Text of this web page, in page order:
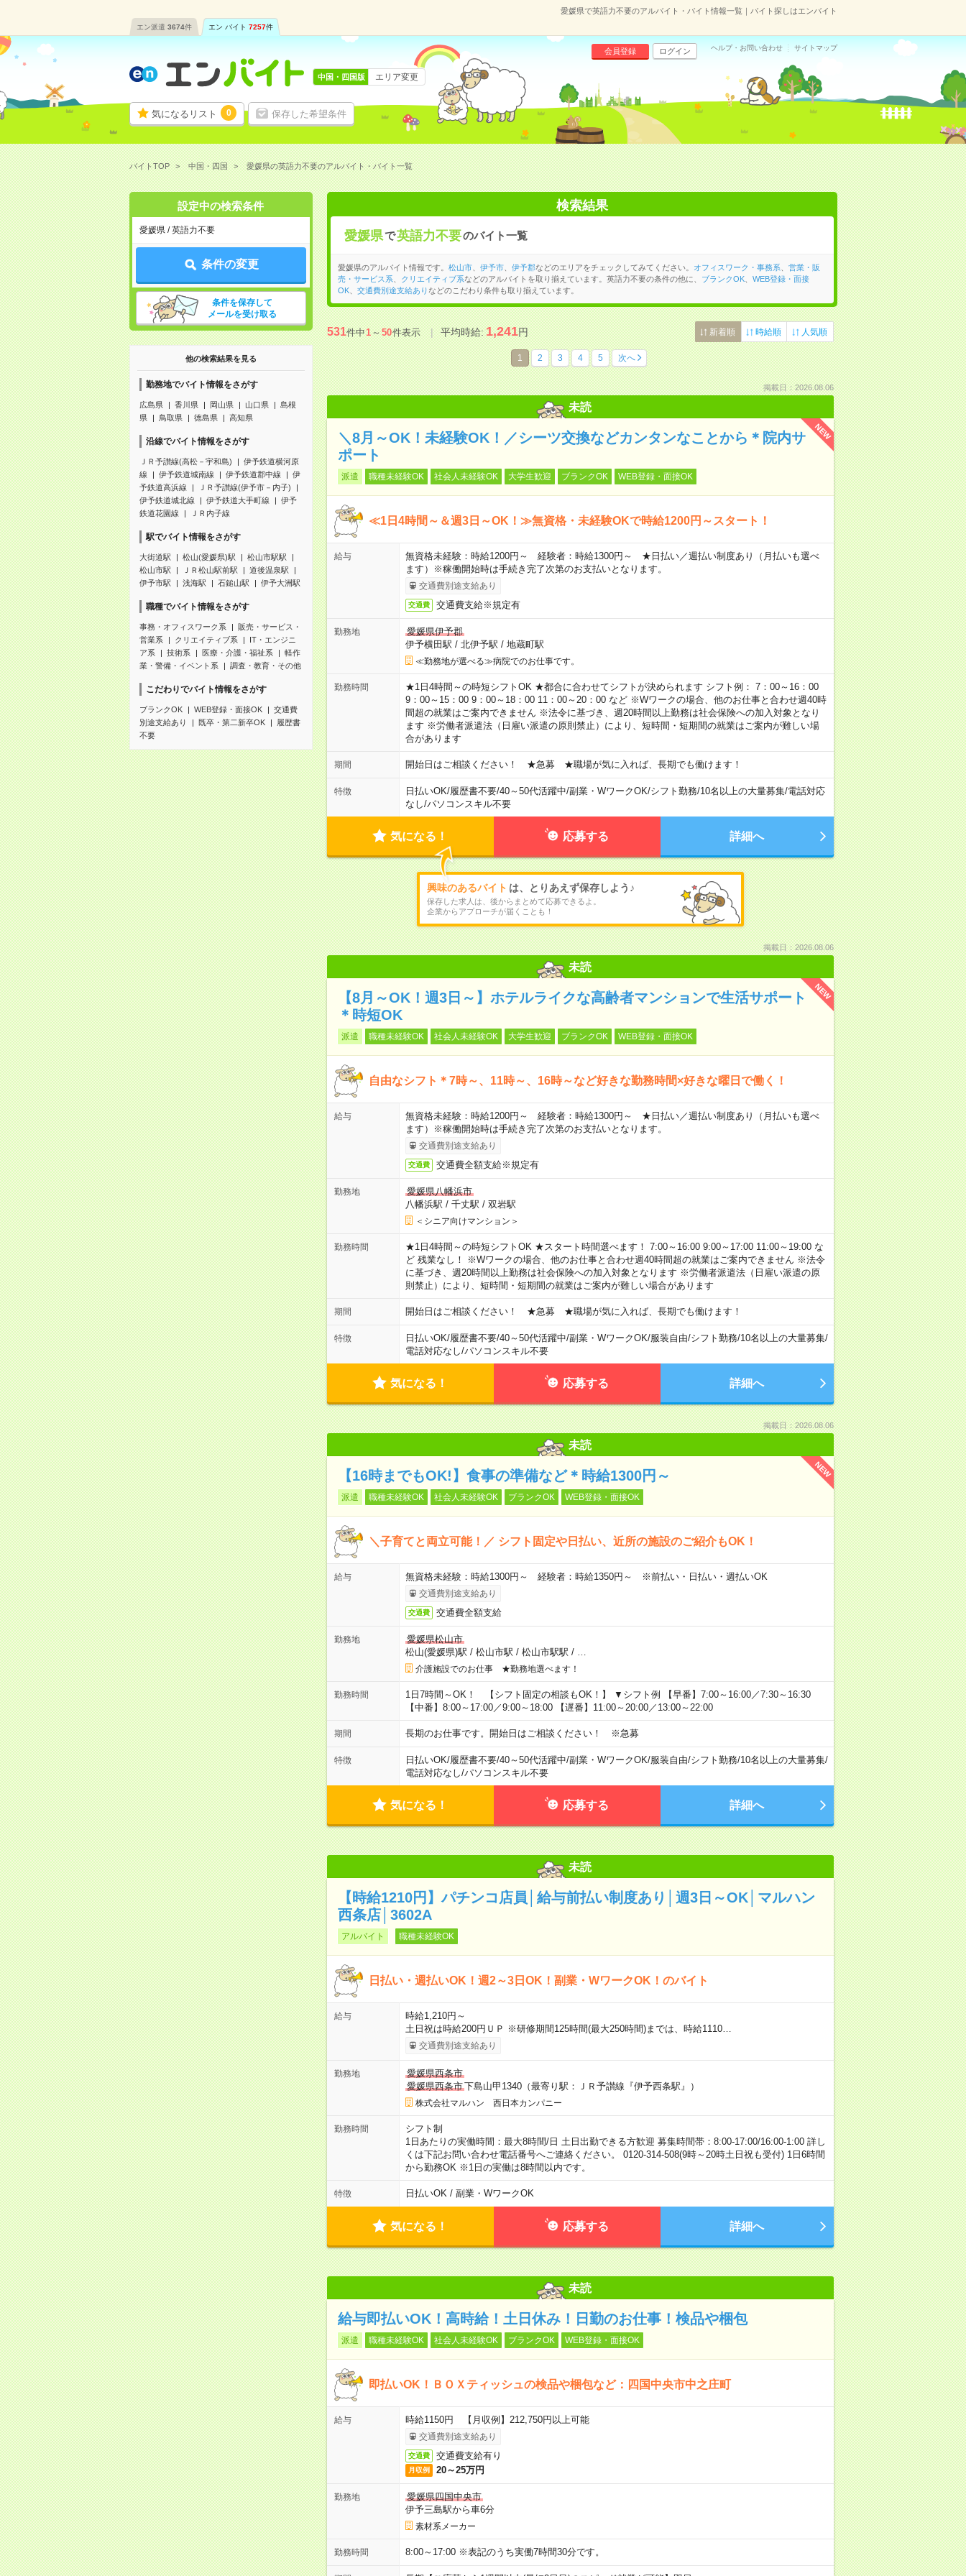
愛媛県で英語力不要のアルバイト・バイト情報一覧｜バイト探しはエンバイト
エン派遣 3674件 エン バイト 7257件
気になるリスト 0 保存した希望条件
会員登録 ログイン ヘルプ・お問い合わせ サイトマップ
中国・四国版 エリア変更
バイトTOP 中国・四国 愛媛県の英語力不要のアルバイト・バイト一覧
設定中の検索条件
愛媛県 / 英語力不要
条件の変更
条件を保存して
メールを受け取る
他の検索結果を見る
勤務地でバイト情報をさがす
広島県 香川県 岡山県 山口県
島根
県
鳥取県 徳島県 高知県
沿線でバイト情報をさがす
ＪＲ予讃線(高松－宇和島)
伊予鉄道横河原
線
伊予鉄道城南線 伊予鉄道郡中線
伊
予鉄道高浜線
ＪＲ予讃線(伊予市－内子)
伊予鉄道城北線
伊予鉄道大手町線
伊予
鉄道花園線
ＪＲ内子線
駅でバイト情報をさがす
大街道駅 松山(愛媛県)駅
松山市駅駅
松山市駅
ＪＲ松山駅前駅
道後温泉駅
伊予市駅
浅海駅 石鎚山駅 伊予大洲駅
職種でバイト情報をさがす
事務・オフィスワーク系
販売・サービス・
営業系
クリエイティブ系
IT・エンジニ
ア系
技術系 医療・介護・福祉系
軽作
業・警備・イベント系
調査・教育・その他
こだわりでバイト情報をさがす
ブランクOK WEB登録・面接OK
交通費
別途支給あり
既卒・第二新卒OK
履歴書
不要
検索結果
愛媛県で英語力不要のバイト一覧
愛媛県のアルバイト情報です。 松山市、 伊予市、 伊予郡などのエリアをチェックしてみてください。 オフィスワーク・事務系
営業・販
売・サービス系
クリエイティブ系などのアルバイトを取り揃えています。英語力不要の条件の他に、 ブランクOK、 WEB登録・面接
OK、 交通費別途支給ありなどのこだわり条件も取り揃えています。
531件中1～50件表示 平均時給:1,241円 新着順 時給順 人気順
1 2 3 4 5 次へ
掲載日：2026.08.06
未読
NEW
＼8月～OK！未経験OK！／シーツ交換などカンタンなことから＊院内サ
ポート
派遣 職種未経験OK 社会人未経験OK 大学生歓迎 ブランクOK WEB登録・面接OK
≪1日4時間～＆週3日～OK！≫無資格・未経験OKで時給1200円～スタート！
給与
無資格未経験：時給1200円～ 経験者：時給1300円～ ★日払い／週払い制度あり（月払いも選べ
ます）※稼働開始時は手続き完了次第のお支払いとなります。
交通費別途支給あり
交通費 交通費支給※規定有
勤務地
愛媛県伊予郡
伊予横田駅 / 北伊予駅 / 地蔵町駅
≪勤務地が選べる≫病院でのお仕事です。
勤務時間
★1日4時間～の時短シフトOK ★都合に合わせてシフトが決められます シフト例： 7：00～16：00
9：00～15：00 9：00～18：00 11：00～20：00 など ※Wワークの場合、他のお仕事と合わせ週40時
間超の就業はご案内できません ※法令に基づき、週20時間以上勤務は社会保険への加入対象となり
ます ※労働者派遣法（日雇い派遣の原則禁止）により、短時間・短期間の就業はご案内が難しい場
合があります
期間 開始日はご相談ください！ ★急募 ★職場が気に入れば、長期でも働けます！
特徴 日払いOK/履歴書不要/40～50代活躍中/副業・WワークOK/シフト勤務/10名以上の大量募集/電話対応
なし/パソコンスキル不要
気になる！ 応募する 詳細へ
興味のあるバイト は、とりあえず保存しよう♪
保存した求人は、後からまとめて応募できるよ。
企業からアプローチが届くことも！
掲載日：2026.08.06
未読
NEW
【8月～OK！週3日～】ホテルライクな高齢者マンションで生活サポート
＊時短OK
派遣 職種未経験OK 社会人未経験OK 大学生歓迎 ブランクOK WEB登録・面接OK
自由なシフト＊7時～、11時～、16時～など好きな勤務時間×好きな曜日で働く！
給与
無資格未経験：時給1200円～ 経験者：時給1300円～ ★日払い／週払い制度あり（月払いも選べ
ます）※稼働開始時は手続き完了次第のお支払いとなります。
交通費別途支給あり
交通費 交通費全額支給※規定有
勤務地
愛媛県八幡浜市
八幡浜駅 / 千丈駅 / 双岩駅
＜シニア向けマンション＞
勤務時間
★1日4時間～の時短シフトOK ★スタート時間選べます！ 7:00～16:00 9:00～17:00 11:00～19:00 な
ど 残業なし！ ※Wワークの場合、他のお仕事と合わせ週40時間超の就業はご案内できません ※法令
に基づき、週20時間以上勤務は社会保険への加入対象となります ※労働者派遣法（日雇い派遣の原
則禁止）により、短時間・短期間の就業はご案内が難しい場合があります
期間 開始日はご相談ください！ ★急募 ★職場が気に入れば、長期でも働けます！
特徴 日払いOK/履歴書不要/40～50代活躍中/副業・WワークOK/服装自由/シフト勤務/10名以上の大量募集/
電話対応なし/パソコンスキル不要
気になる！ 応募する 詳細へ
掲載日：2026.08.06
未読
NEW
【16時までもOK!】食事の準備など＊時給1300円～
派遣 職種未経験OK 社会人未経験OK ブランクOK WEB登録・面接OK
＼子育てと両立可能！／ シフト固定や日払い、近所の施設のご紹介もOK！
給与 無資格未経験：時給1300円～ 経験者：時給1350円～ ※前払い・日払い・週払いOK
交通費別途支給あり
交通費 交通費全額支給
勤務地
愛媛県松山市
松山(愛媛県)駅 / 松山市駅 / 松山市駅駅 /
介護施設でのお仕事 ★勤務地選べます！
勤務時間
1日7時間～OK！ 【シフト固定の相談もOK！】 ▼シフト例 【早番】7:00～16:00／7:30～16:30
【中番】8:00～17:00／9:00～18:00 【遅番】11:00～20:00／13:00～22:00
期間 長期のお仕事です。開始日はご相談ください！ ※急募
特徴 日払いOK/履歴書不要/40～50代活躍中/副業・WワークOK/服装自由/シフト勤務/10名以上の大量募集/
電話対応なし/パソコンスキル不要
気になる！ 応募する 詳細へ
未読
【時給1210円】パチンコ店員│給与前払い制度あり│週3日～OK│マルハン
西条店│3602A
アルバイト 職種未経験OK
日払い・週払いOK！週2～3日OK！副業・WワークOK！のバイト
給与
時給1,210円～
土日祝は時給200円ＵＰ ※研修期間125時間(最大250時間)までは、時給1110…
交通費別途支給あり
勤務地
愛媛県西条市
愛媛県西条市下島山甲1340（最寄り駅：ＪＲ予讃線『伊予西条駅』）
株式会社マルハン 西日本カンパニー
勤務時間
シフト制
1日あたりの実働時間：最大8時間/日 土日出勤できる方歓迎 募集時間帯：8:00-17:00/16:00-1:00 詳し
くは下記お問い合わせ電話番号へご連絡ください。 0120-314-508(9時～20時土日祝も受付) 1日6時間
から勤務OK ※1日の実働は8時間以内です。
特徴 日払いOK / 副業・WワークOK
気になる！ 応募する 詳細へ
未読
給与即払いOK！高時給！土日休み！日勤のお仕事！検品や梱包
派遣 職種未経験OK 社会人未経験OK ブランクOK WEB登録・面接OK
即払いOK！ＢＯＸティッシュの検品や梱包など：四国中央市中之庄町
給与 時給1150円 【月収例】212,750円以上可能
交通費別途支給あり
交通費 交通費支給有り
月収例 20～25万円
勤務地
愛媛県四国中央市
伊予三島駅から車6分
素材系メーカー
勤務時間 8:00～17:00 ※表記のうち実働7時間30分です。